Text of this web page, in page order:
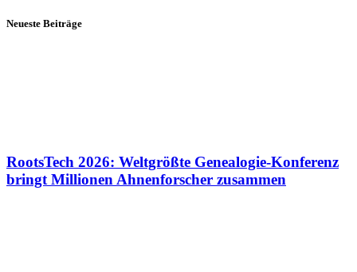
Neueste Beiträge
RootsTech 2026: Weltgrößte Genealogie-Konferenz
bringt Millionen Ahnenforscher zusammen